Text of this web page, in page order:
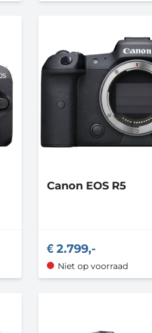
Canon EOS R5
2.799,-
Niet op voorraad